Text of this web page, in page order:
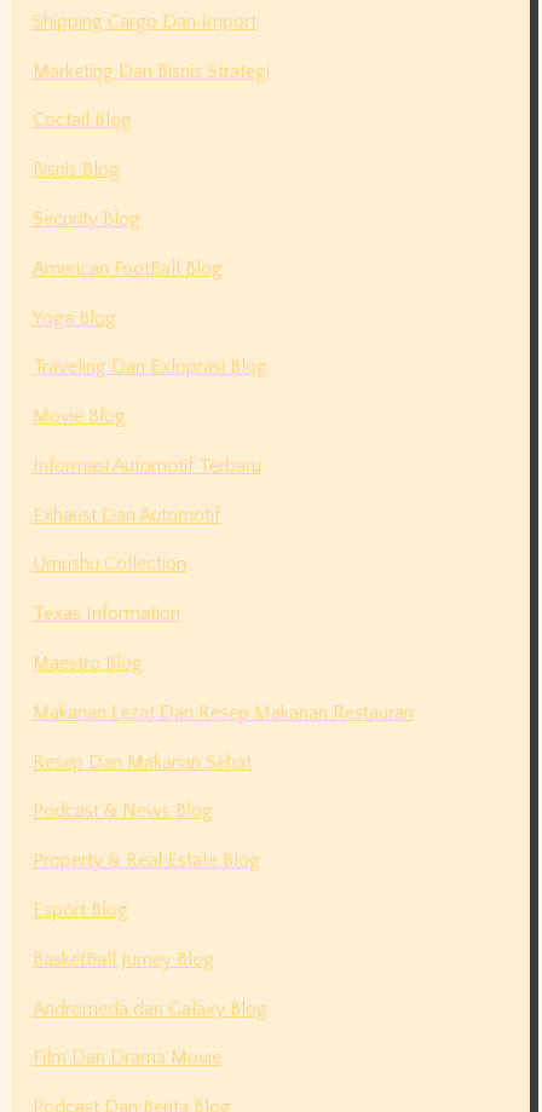
Shipping Cargo Dan Import
Marketing Dan Bisnis Strategi
Coctail Blog
Bisnis Blog
Security Blog
American FootBall Blog
Yoga Blog
Traveling Dan Exloprasi Blog
Movie Blog
Informasi Automotif Terbaru
Exhaust Dan Automotif
Umushu Collection
Texas Information
Maestro Blog
Makanan Lezat Dan Resep Makanan Restauran
Resep Dan Makanan Sehat
Podcast & News Blog
Property & Real Estate Blog
Esport Blog
BasketBall Jurney Blog
Andromeda dan Galaxy Blog
Film Dan Drama Movie
Podcast Dan Berita Blog